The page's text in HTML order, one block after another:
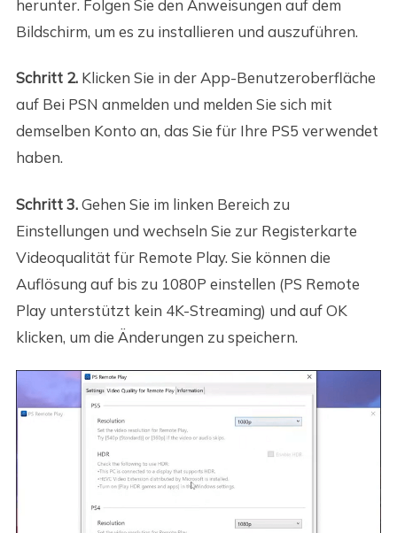
herunter. Folgen Sie den Anweisungen auf dem
Bildschirm, um es zu installieren und auszuführen.
Schritt 2.Klicken Sie in der App-Benutzeroberfläche
auf Bei PSN anmelden und melden Sie sich mit
demselben Konto an, das Sie für Ihre PS5 verwendet
haben.
Schritt 3.Gehen Sie im linken Bereich zu
Einstellungen und wechseln Sie zur Registerkarte
Videoqualität für Remote Play. Sie können die
Auflösung auf bis zu 1080P einstellen (PS Remote
Play unterstützt kein 4K-Streaming) und auf OK
klicken, um die Änderungen zu speichern.